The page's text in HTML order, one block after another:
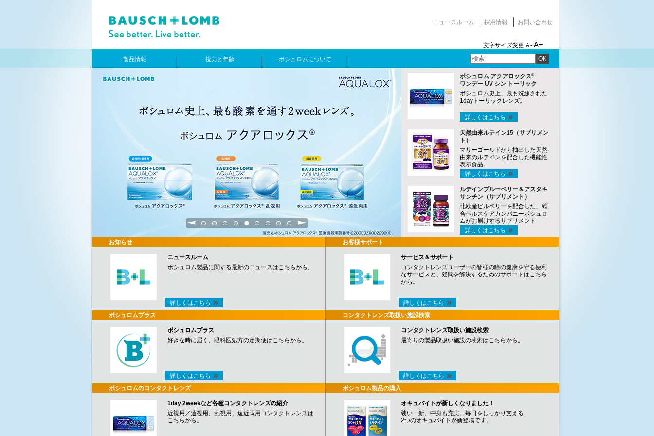
ニュースルーム 採用情報 お問い合わせ
文字サイズ変更 A - A+
OK
製品情報 視力と年齢 ボシュロムについて
1 2 3 4 5 6 7 8 9
ボシュロム アクアロックス®
ワンデー UV シン トーリック
ボシュロム史上、最も洗練された
1dayトーリックレンズ。
詳しくはこちら
天然由来ルテイン15（サプリメン
ト）
マリーゴールドから抽出した天然
由来のルテインを配合した機能性
表示食品。
詳しくはこちら
ルテインブルーベリー＆アスタキ
サンチン（サプリメント）
北欧産ビルベリーを配合した、総
合ヘルスケアカンパニーボシュロ
ムがお届けするサプリメント
詳しくはこちら
お知らせ
ニュースルーム
ボシュロム製品に関する最新のニュースはこちらから。
詳しくはこちら
ボシュロムプラス
ボシュロムプラス
好きな時に届く、眼科医処方の定期便はこちらから。
詳しくはこちら
ボシュロムのコンタクトレンズ
1day 2weekなど各種コンタクトレンズの紹介
近視用／遠視用、乱視用、遠近両用コンタクトレンズは
こちらから。
お客様サポート
サービス＆サポート
コンタクトレンズユーザーの皆様の瞳の健康を守る便利
なサービスと、疑問を解決するためのサポートはこちら
から。
詳しくはこちら
コンタクトレンズ取扱い施設検索
コンタクトレンズ取扱い施設検索
最寄りの製品取扱い施設の検索はこちらから。
詳しくはこちら
ボシュロム製品の購入
オキュバイトが新しくなりました！
装い一新、中身も充実。毎日をしっかり支える
2つのオキュバイトが新登場です。